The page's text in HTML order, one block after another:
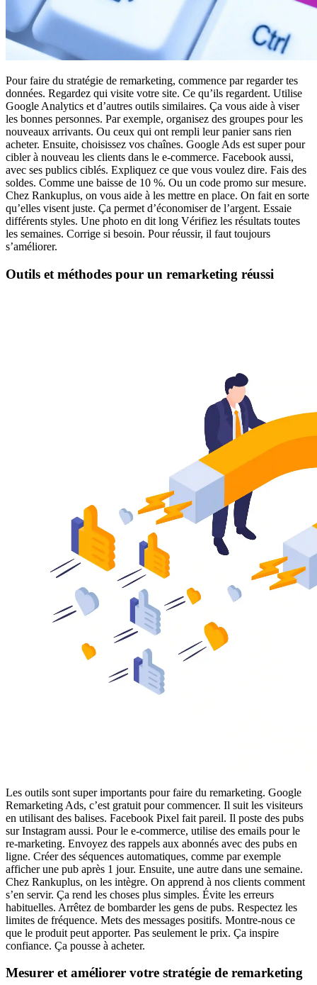
Pour faire du stratégie de remarketing, commence par regarder tes
données. Regardez qui visite votre site. Ce qu’ils regardent. Utilise
Google Analytics et d’autres outils similaires. Ça vous aide à viser
les bonnes personnes. Par exemple, organisez des groupes pour les
nouveaux arrivants. Ou ceux qui ont rempli leur panier sans rien
acheter. Ensuite, choisissez vos chaînes. Google Ads est super pour
cibler à nouveau les clients dans le e-commerce. Facebook aussi,
avec ses publics ciblés. Expliquez ce que vous voulez dire. Fais des
soldes. Comme une baisse de 10 %. Ou un code promo sur mesure.
Chez Rankuplus, on vous aide à les mettre en place. On fait en sorte
qu’elles visent juste. Ça permet d’économiser de l’argent. Essaie
différents styles. Une photo en dit long Vérifiez les résultats toutes
les semaines. Corrige si besoin. Pour réussir, il faut toujours
s’améliorer.
Outils et méthodes pour un remarketing réussi
Les outils sont super importants pour faire du remarketing. Google
Remarketing Ads, c’est gratuit pour commencer. Il suit les visiteurs
en utilisant des balises. Facebook Pixel fait pareil. Il poste des pubs
sur Instagram aussi. Pour le e-commerce, utilise des emails pour le
re-marketing. Envoyez des rappels aux abonnés avec des pubs en
ligne. Créer des séquences automatiques, comme par exemple
afficher une pub après 1 jour. Ensuite, une autre dans une semaine.
Chez Rankuplus, on les intègre. On apprend à nos clients comment
s’en servir. Ça rend les choses plus simples. Évite les erreurs
habituelles. Arrêtez de bombarder les gens de pubs. Respectez les
limites de fréquence. Mets des messages positifs. Montre-nous ce
que le produit peut apporter. Pas seulement le prix. Ça inspire
confiance. Ça pousse à acheter.
Mesurer et améliorer votre stratégie de remarketing